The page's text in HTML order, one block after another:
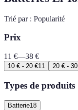
Trié par : Popularité
Prix
11 €—38 €
10 € - 20 €11 20 € -
Types de produits
Batterie18